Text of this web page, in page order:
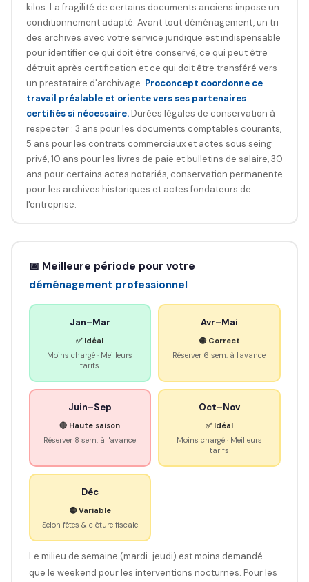
kilos. La fragilité de certains documents anciens impose un
conditionnement adapté. Avant tout déménagement, un tri
des archives avec votre service juridique est indispensable
pour identifier ce qui doit être conservé, ce qui peut être
détruit après certification et ce qui doit être transféré vers
un prestataire d'archivage. Proconcept coordonne ce
travail préalable et oriente vers ses partenaires
certifiés si nécessaire.Durées légales de conservation à
respecter : 3 ans pour les documents comptables courants,
5 ans pour les contrats commerciaux et actes sous seing
privé, 10 ans pour les livres de paie et bulletins de salaire, 30
ans pour certains actes notariés, conservation permanente
pour les archives historiques et actes fondateurs de
l'entreprise.
📅 Meilleure période pour votre
déménagement professionnel
Jan–Mar
✅ Idéal
Moins chargé · Meilleurs
tarifs
Avr–Mai
🟡 Correct
Réserver 6 sem. à l'avance
Juin–Sep
🔴 Haute saison
Réserver 8 sem. à l'avance
Oct–Nov
✅ Idéal
Moins chargé · Meilleurs
tarifs
Déc
🟡 Variable
Selon fêtes & clôture fiscale
Le milieu de semaine (mardi-jeudi) est moins demandé
que le weekend pour les interventions nocturnes. Pour les